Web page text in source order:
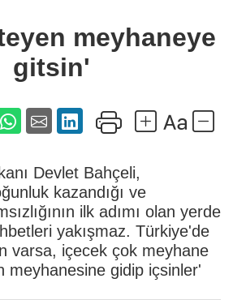
gitsin'
meyhaneye
gitsin'
Devlet Bahçeli,
kazandığı ve
ilk adımı olan yerde
yakışmaz. Türkiye'de
varsa, içecek çok meyhane
meyhanesine gidip içsinler'